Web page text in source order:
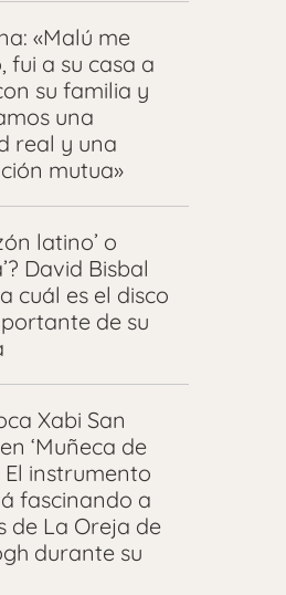
«Malú me
fui a su casa a
su familia y
una
real y una
mutua»
latino’ o
David Bisbal
cuál es el disco
de su
Xabi San
‘Muñeca de
El instrumento
fascinando a
de La Oreja de
durante su